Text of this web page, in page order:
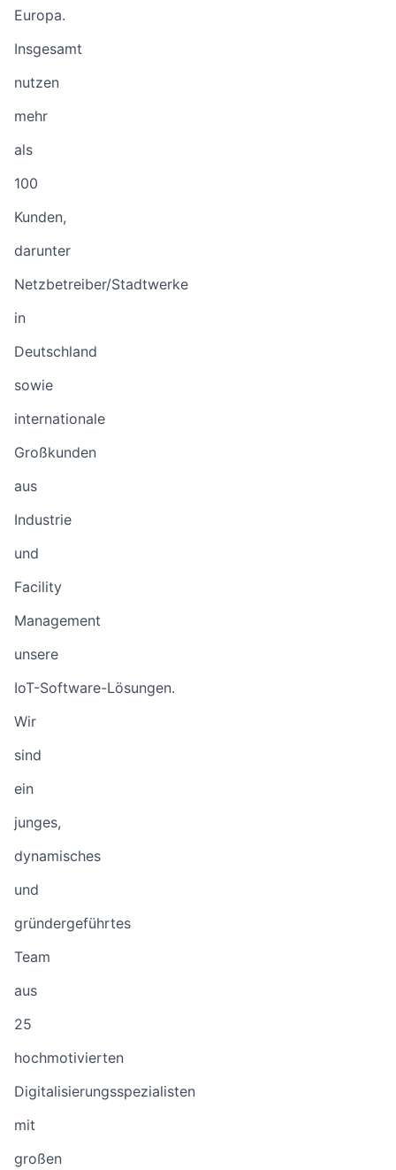
Europa.
Insgesamt
nutzen
mehr
als
100
Kunden,
darunter
Netzbetreiber/Stadtwerke
in
Deutschland
sowie
internationale
Großkunden
aus
Industrie
und
Facility
Management
unsere
IoT-Software-Lösungen.
Wir
sind
ein
junges,
dynamisches
und
gründergeführtes
Team
aus
25
hochmotivierten
Digitalisierungsspezialisten
mit
großen